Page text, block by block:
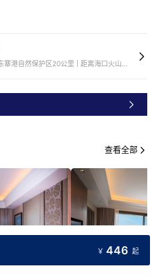
查看全部
￥ 446 起